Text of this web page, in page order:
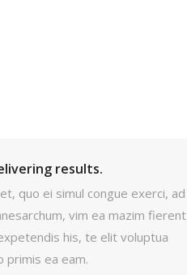
results.
quo ei simul congue exerci, ad
vim ea mazim fierent
his, te elit voluptua
primis ea eam.